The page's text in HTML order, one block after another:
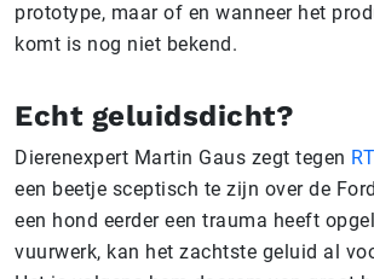
prototype, maar of en wanneer het
komt is nog niet bekend.
Echt geluidsdicht?
Dierenexpert Martin Gaus zegt tegen
een beetje sceptisch te zijn over de
een hond eerder een trauma heeft
vuurwerk, kan het zachtste geluid al